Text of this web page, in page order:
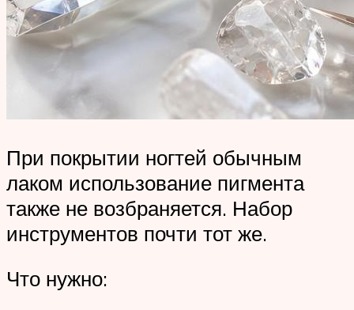
При покрытии ногтей обычным
лаком использование пигмента
также не возбраняется. Набор
инструментов почти тот же.
Что нужно: